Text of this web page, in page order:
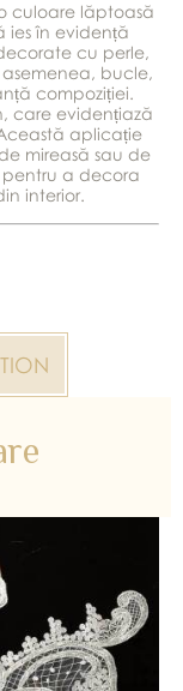
culoare lăptoasă
ies în evidență
cu perle,
bucle,
compoziției.
care evidențiază
aplicație
mireasă sau de
pentru a decora
interior.